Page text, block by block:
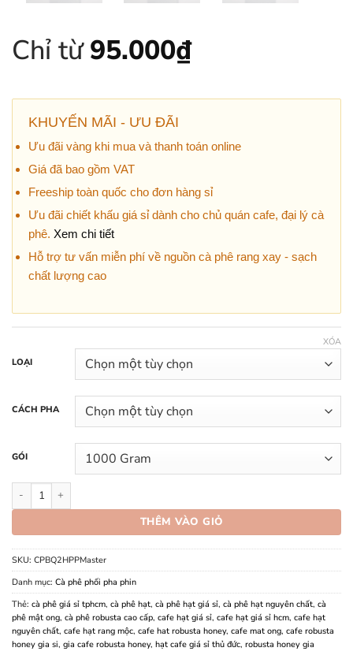
Chỉ từ95.000₫
KHUYẾN MÃI - ƯU ĐÃI
Ưu đãi vàng khi mua và thanh toán online
Giá đã bao gồm VAT
Freeship toàn quốc cho đơn hàng sỉ
Ưu đãi chiết khấu giá sỉ dành cho chủ quán cafe, đại lý cà
phê. Xem chi tiết
Hỗ trợ tư vấn miễn phí về nguồn cà phê rang xay - sạch
chất lượng cao
LOẠI
CÁCH PHA
GÓI
XÓA
Cà phê Bí Quyết 2 số lượng
THÊM VÀO GIỎ
SKU: CPBQ2HPPMaster
Danh mục: Cà phê phối pha phin
Thẻ: cà phê giá sỉ tphcm, cà phê hạt, cà phê hạt giá sỉ, cà phê hạt nguyên chất, cà
phê mật ong, cà phê robusta cao cấp, cafe hạt giá sỉ, cafe hạt giá sỉ hcm, cafe hạt
nguyên chất, cafe hạt rang mộc, cafe hat robusta honey, cafe mat ong, cafe robusta
honey gia si, gia cafe robusta honey, hạt cafe giá sỉ thủ đức, robusta honey gia